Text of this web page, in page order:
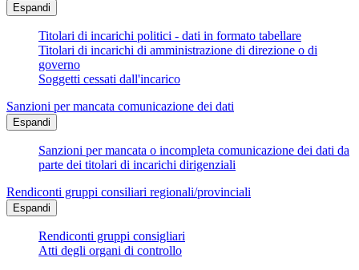
Espandi
Titolari di incarichi politici - dati in formato tabellare
Titolari di incarichi di amministrazione di direzione o di
governo
Soggetti cessati dall'incarico
Sanzioni per mancata comunicazione dei dati
Espandi
Sanzioni per mancata o incompleta comunicazione dei dati da
parte dei titolari di incarichi dirigenziali
Rendiconti gruppi consiliari regionali/provinciali
Espandi
Rendiconti gruppi consigliari
Atti degli organi di controllo